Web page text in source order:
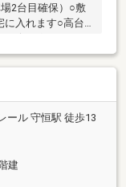
2台目確保）○敷
に入れます○高台
リークローゼット
ール 守恒駅 徒歩13
建